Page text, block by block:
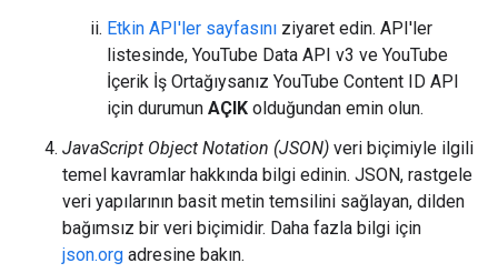
Etkin API'ler sayfasını ziyaret edin. API'ler
listesinde, YouTube Data API v3 ve YouTube
İçerik İş Ortağıysanız YouTube Content ID API
için durumun AÇIK olduğundan emin olun.
JavaScript Object Notation (JSON) veri biçimiyle ilgili
temel kavramlar hakkında bilgi edinin. JSON, rastgele
veri yapılarının basit metin temsilini sağlayan, dilden
bağımsız bir veri biçimidir. Daha fazla bilgi için
json.org adresine bakın.